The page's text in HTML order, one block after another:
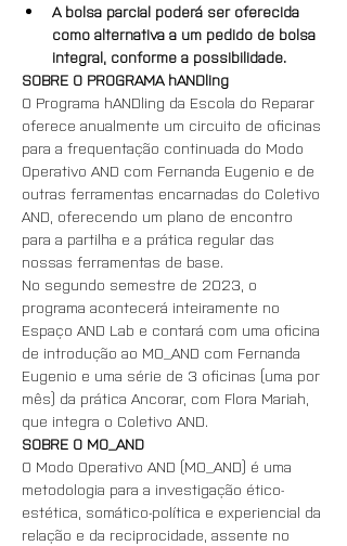
A bolsa parcial poderá ser oferecida
como alternativa a um pedido de bolsa
integral, conforme a possibilidade.
SOBRE O PROGRAMA hANDling
O Programa hANDling da Escola do Reparar
oferece anualmente um circuito de oficinas
para a frequentação continuada do Modo
Operativo AND com Fernanda Eugenio e de
outras ferramentas encarnadas do Coletivo
AND, oferecendo um plano de encontro
para a partilha e a prática regular das
nossas ferramentas de base.
No segundo semestre de 2023, o
programa acontecerá inteiramente no
Espaço AND Lab e contará com uma oficina
de introdução ao MO_AND com Fernanda
Eugenio e uma série de 3 oficinas (uma por
mês) da prática Ancorar, com Flora Mariah,
que integra o Coletivo AND.
SOBRE O MO_AND
O Modo Operativo AND (MO_AND) é uma
metodologia para a investigação ético-
estética, somático-política e experiencial da
relação e da reciprocidade, assente no